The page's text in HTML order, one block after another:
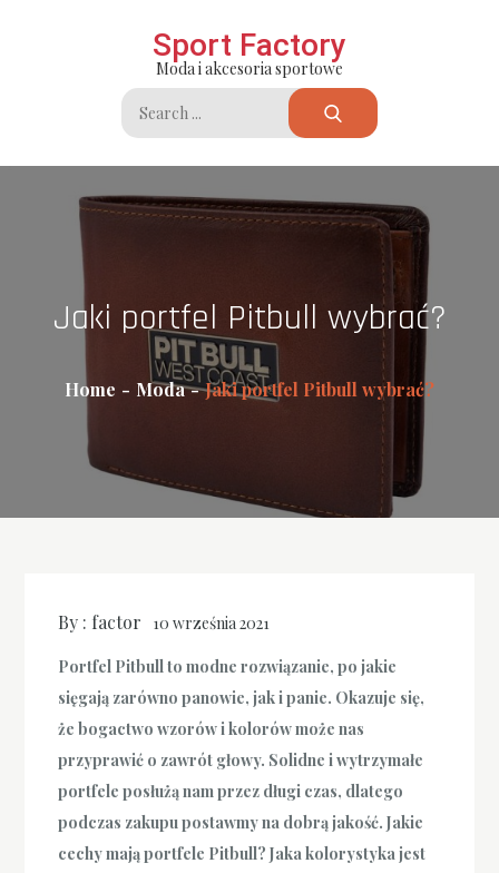
Sport Factory
Moda i akcesoria sportowe
Search
for:
Jaki portfel Pitbull wybrać?
Home Moda Jaki portfel Pitbull wybrać?
By : factor 10 września 2021
Portfel Pitbull to modne rozwiązanie, po jakie
sięgają zarówno panowie, jak i panie. Okazuje się,
że bogactwo wzorów i kolorów może nas
przyprawić o zawrót głowy. Solidne i wytrzymałe
portfele posłużą nam przez długi czas, dlatego
podczas zakupu postawmy na dobrą jakość. Jakie
cechy mają portfele Pitbull? Jaka kolorystyka jest